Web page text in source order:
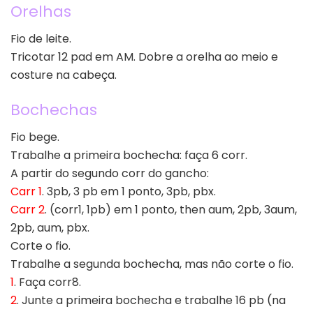
Orelhas
Fio de leite.
Tricotar 12 pad em AM. Dobre a orelha ao meio e
costure na cabeça.
Bochechas
Fio bege.
Trabalhe a primeira bochecha: faça 6 corr.
A partir do segundo corr do gancho:
Carr 1. 3pb, 3 pb em 1 ponto, 3pb, pbx.
Carr 2. (corr1, 1pb) em 1 ponto, then aum, 2pb, 3aum,
2pb, aum, pbx.
Corte o fio.
Trabalhe a segunda bochecha, mas não corte o fio.
1. Faça corr8.
2. Junte a primeira bochecha e trabalhe 16 pb (na